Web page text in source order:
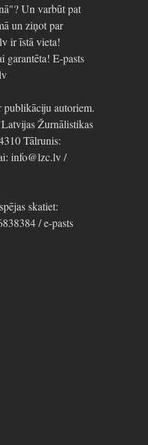
Un varbūt pat
un ziņot par
ir īstā vieta!
garantēta! E-pasts
publikāciju autoriem.
Žurnālistikas
Tālrunis:
info@lzc.lv /
skatiet:
/ e-pasts